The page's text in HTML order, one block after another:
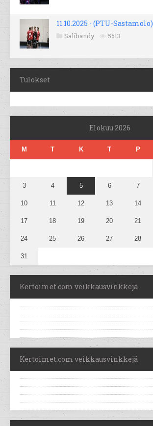
11.10.2025 - (PTU-Sastamolo)
Salibandy 5513
Tulokset
Elokuu 2026
M T K T P
3 4 5 6 7
10 11 12 13 14
17 18 19 20 21
24 25 26 27 28
31
Kertoimet.com veikkausvinkkejä
Kertoimet.com veikkausvinkkejä